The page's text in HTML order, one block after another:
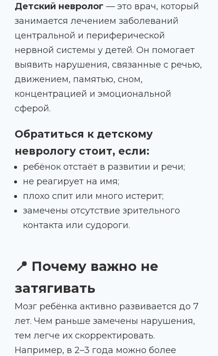
Детский невролог — это врач, который
занимается лечением заболеваний
центральной и периферической
нервной системы у детей. Он помогает
выявить нарушения, связанные с речью,
движением, памятью, сном,
концентрацией и эмоциональной
сферой.
Обратиться к детскому
неврологу стоит, если:
ребёнок отстаёт в развитии и речи;
не реагирует на имя;
плохо спит или много истерит;
замечены отсутствие зрительного
контакта или судороги.
📍 Почему важно не
затягивать
Мозг ребёнка активно развивается до 7
лет. Чем раньше замечены нарушения,
тем легче их скорректировать.
Например, в 2–3 года можно более